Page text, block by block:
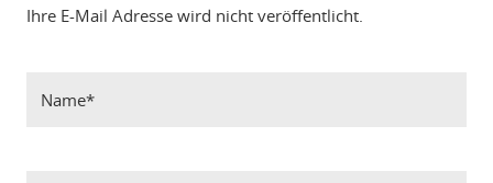
Ihre E-Mail Adresse wird nicht veröffentlicht.